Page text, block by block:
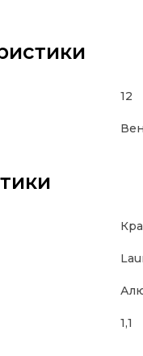
12
1,1